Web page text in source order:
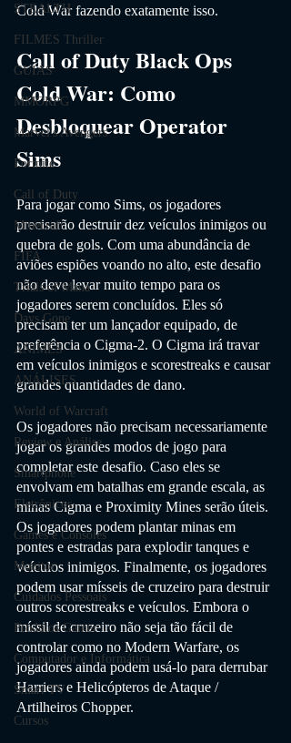
STEALTH
FILMES Thriller
GUIAS
MMORPG
Marvel's Avengers
Fortnite
Call of Duty
Minecraft
FIFA
Trials of Mana
Days Gone
ANIMES
ANÁLISES
World of Warcraft
Review e Análise
Smartphone
Eletrônicos
Games e Consoles
Monitor
Cuidados Pessoais
Produtos Gamer
Computador e Informática
Smart TV
Cursos
Cold War fazendo exatamente isso.
Call of Duty Black Ops
Cold War: Como
Desbloquear Operator
Sims
Para jogar como Sims, os jogadores
precisarão destruir dez veículos inimigos ou
quebra de gols. Com uma abundância de
aviões espiões voando no alto, este desafio
não deve levar muito tempo para os
jogadores serem concluídos. Eles só
precisam ter um lançador equipado, de
preferência o Cigma-2. O Cigma irá travar
em veículos inimigos e scorestreaks e causar
grandes quantidades de dano.
Os jogadores não precisam necessariamente
jogar os grandes modos de jogo para
completar este desafio. Caso eles se
envolvam em batalhas em grande escala, as
minas Cigma e Proximity Mines serão úteis.
Os jogadores podem plantar minas em
pontes e estradas para explodir tanques e
veículos inimigos. Finalmente, os jogadores
podem usar mísseis de cruzeiro para destruir
outros scorestreaks e veículos. Embora o
míssil de cruzeiro não seja tão fácil de
controlar como no Modern Warfare, os
jogadores ainda podem usá-lo para derrubar
Harriers e Helicópteros de Ataque /
Artilheiros Chopper.